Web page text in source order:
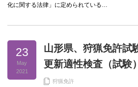
化に関する法律」に定められている…
23
May
2021
山形県、狩猟免許試
更新適性検査（試験
狩猟免許